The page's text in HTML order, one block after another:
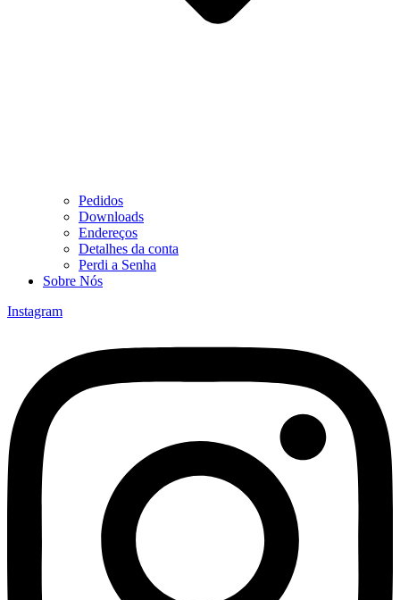
Pedidos
Downloads
Endereços
Detalhes da conta
Perdi a Senha
Sobre Nós
Instagram